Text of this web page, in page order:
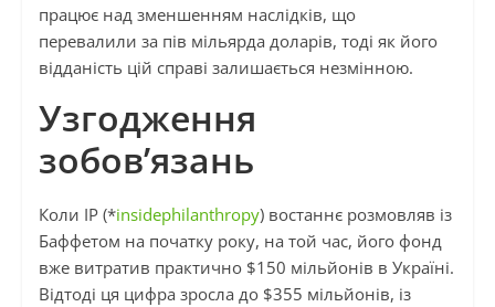
працює над зменшенням наслідків, що
перевалили за пів мільярда доларів, тоді як його
відданість цій справі залишається незмінною.
Узгодження
зобов’язань
Коли IP (*insidephilanthropy) востаннє розмовляв із
Баффетом на початку року, на той час, його фонд
вже витратив практично $150 мільйонів в Україні.
Відтоді ця цифра зросла до $355 мільйонів, із